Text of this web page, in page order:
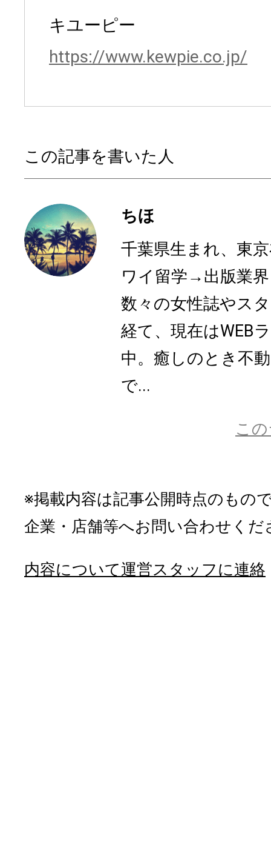
キユーピー
https://www.kewpie.co.jp/
この記事を書いた人
ちほ
千葉県生まれ、東
ワイ留学→出版業
数々の女性誌やス
経て、現在はWEB
中。癒しのとき不
で...
こ
※掲載内容は記事公開時点のもの
企業・店舗等へお問い合わせくだ
内容について運営スタッフに連絡